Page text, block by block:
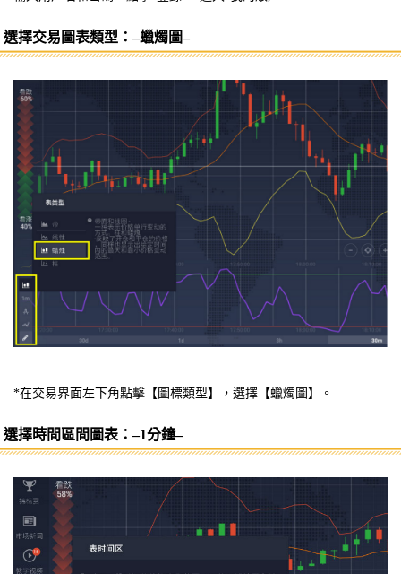
選擇交易圖表類型：–蠟燭圖–
*在交易界面左下角點擊【圖標類型】，選擇【蠟燭圖】。
選擇時間區間圖表：–1分鐘–